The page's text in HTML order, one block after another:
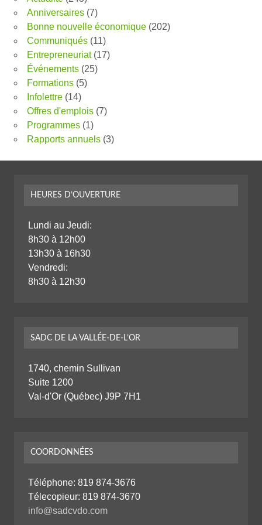
Anniversaires (7)
Bonne nouvelle économique (202)
Communiqués (11)
Entrepreneuriat(17)
Événements (25)
Formations (5)
Infolettre (14)
Offres d'emplois (7)
Programmes (1)
Rapports annuels (3)
HEURES D’OUVERTURE
Lundi au Jeudi:
8h30 à 12h00
13h30 à 16h30
Vendredi:
8h30 à 12h30
SADC DE LA VALLÉE-DE-L’OR
1740, chemin Sullivan
Suite 1200
Val-d'Or (Québec) J9P 7H1
COORDONNÉES
Téléphone: 819 874-3676
Télecopieur: 819 874-3670
info@sadcvdo.com